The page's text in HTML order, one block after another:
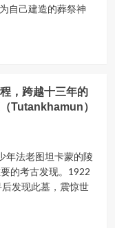
自己建造的葬祭神
，跨越十三年的
Tutankhamun）
年法老图坦卡蒙的陵
的考古发现。1922
发现此墓，震惊世